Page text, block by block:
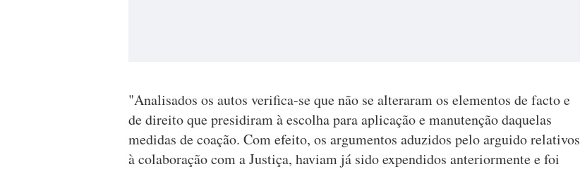
"Analisados os autos verifica-se que não se alteraram os elementos de facto e
de direito que presidiram à escolha para aplicação e manutenção daquelas
medidas de coação. Com efeito, os argumentos aduzidos pelo arguido relativos
à colaboração com a Justiça, haviam já sido expendidos anteriormente e foi